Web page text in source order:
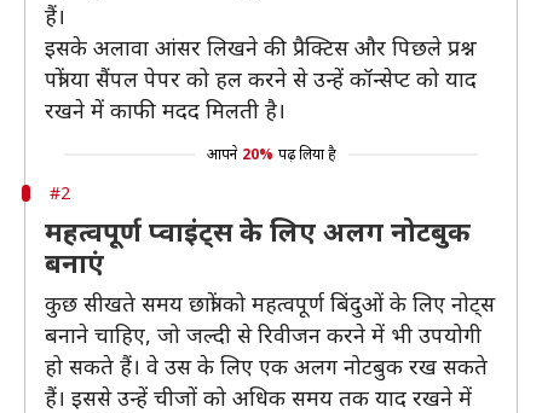
हैं।
इसके अलावा आंसर लिखने की प्रैक्टिस और पिछले प्रश्न
पत्रों या सैंपल पेपर को हल करने से उन्हें कॉन्सेप्ट को याद
रखने में काफी मदद मिलती है।
आपने 20% पढ़ लिया है
#2
महत्वपूर्ण प्वाइंट्स के लिए अलग नोटबुक
बनाएं
कुछ सीखते समय छात्रों को महत्वपूर्ण बिंदुओं के लिए नोट्स
बनाने चाहिए, जो जल्दी से रिवीजन करने में भी उपयोगी
हो सकते हैं। वे उस के लिए एक अलग नोटबुक रख सकते
हैं। इससे उन्हें चीजों को अधिक समय तक याद रखने में